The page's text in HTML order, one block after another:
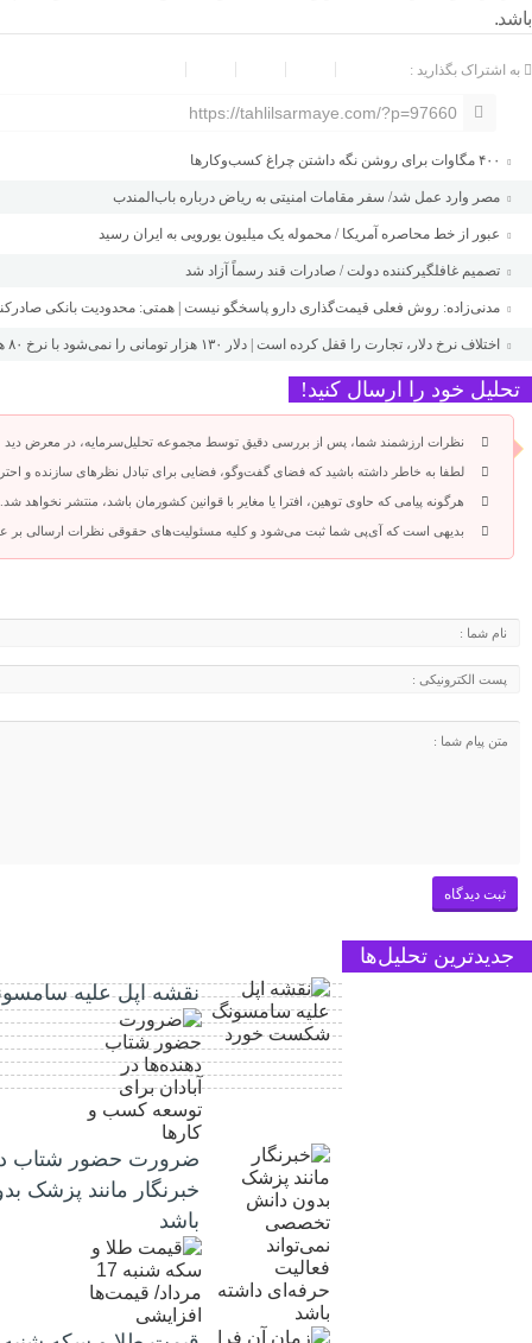
باشد.
به اشتراک بگذارید :
https://tahlilsarmaye.com/?p=97660
مصر وارد عمل شد/ سفر مقامات امنیتی به ریاض درباره باب‌المندب
عبور از خط محاصره آمریکا / محموله یک میلیون یورویی به ایران رسید
تصمیم غافلگیرکننده دولت / صادرات قند رسماً آزاد شد
مدنی‌زاده: روش فعلی قیمت‌گذاری دارو پاسخگو نیست | همتی: محدودیت بانکی
اختلاف نرخ دلار، تجارت را قفل کرده است | دلار ۱۳۰ هزار تومانی را نمی‌شود با نرخ ۸۰ هزار تومان فروخت
تحلیل خود را ارسال کنید!
نظرات ارزشمند شما، پس از بررسی دقیق توسط مجموعه تحلیل‌سرمایه، در معرض
لطفا به خاطر داشته باشید که فضای گفت‌وگو، فضایی برای تبادل نظرهای سازنده و
هرگونه پیامی که حاوی توهین، افترا یا مغایر با قوانین کشورمان باشد، منتشر نخواهد شد.
بدیهی است که آی‌پی شما ثبت می‌شود و کلیه مسئولیت‌های حقوقی نظرات ارسالی بر
جدیدترین تحلیل‌ها
نقشه اپل علیه
ضرورت حضور شتاب
خبرنگار مانند پزشک
باشد